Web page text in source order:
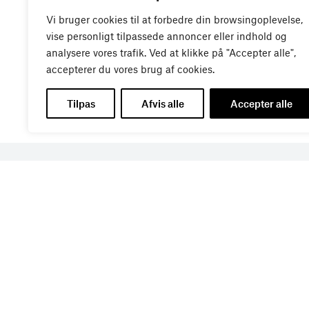
Vi bruger cookies til at forbedre din browsingoplevelse,
vise personligt tilpassede annoncer eller indhold og
analysere vores trafik. Ved at klikke på "Accepter alle",
accepterer du vores brug af cookies.
Tilpas Afvis alle Accepter alle